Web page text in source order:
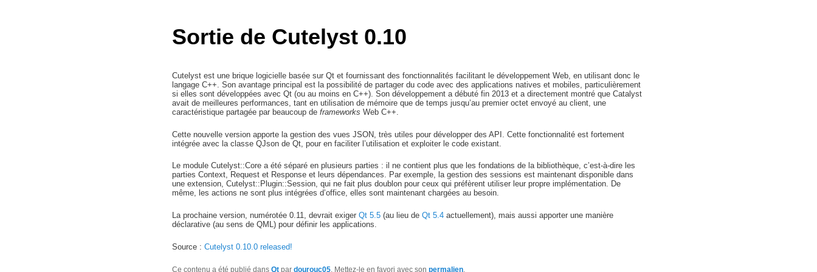
Sortie de Cutelyst 0.10
Cutelyst est une brique logicielle basée sur Qt et fournissant des fonctionnalités facilitant le développement Web, en utilisant donc le
langage C++. Son avantage principal est la possibilité de partager du code avec des applications natives et mobiles, particulièrement
si elles sont développées avec Qt (ou au moins en C++). Son développement a débuté fin 2013 et a directement montré que Catalyst
avait de meilleures performances, tant en utilisation de mémoire que de temps jusqu’au premier octet envoyé au client, une
caractéristique partagée par beaucoup deframeworks Web C++.
Cette nouvelle version apporte la gestion des vues JSON, très utiles pour développer des API. Cette fonctionnalité est fortement
intégrée avec la classe QJson de Qt, pour en faciliter l’utilisation et exploiter le code existant.
Le module Cutelyst::Core a été séparé en plusieurs parties : il ne contient plus que les fondations de la bibliothèque, c’est-à-dire les
parties Context, Request et Response et leurs dépendances. Par exemple, la gestion des sessions est maintenant disponible dans
une extension, Cutelyst::Plugin::Session, qui ne fait plus doublon pour ceux qui préfèrent utiliser leur propre implémentation. De
même, les actions ne sont plus intégrées d’office, elles sont maintenant chargées au besoin.
La prochaine version, numérotée 0.11, devrait exigerQt 5.5 (au lieu deQt 5.4 actuellement), mais aussi apporter une manière
déclarative (au sens de QML) pour définir les applications.
Source :Cutelyst 0.10.0 released!
Ce contenu a été publié dansQt pardourouc05. Mettez-le en favori avec sonpermalien.